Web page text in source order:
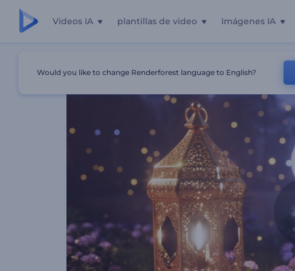
Videos IA plantillas de video Imágenes IA
Would you like to change Renderforest language to English?